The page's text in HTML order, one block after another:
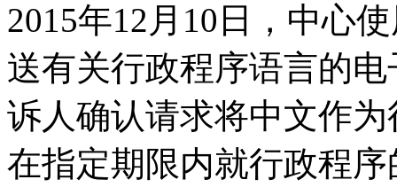
2015年12月10日，中心
送有关行政程序语言的
诉人确认请求将中文作
在指定期限内就行政程